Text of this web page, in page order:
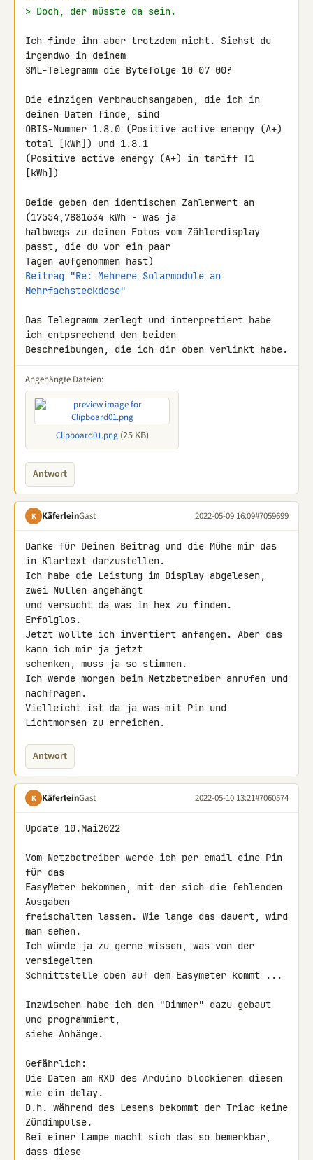
> Doch, der müsste da sein.
Ich finde ihn aber trotzdem nicht. Siehst du
irgendwo in deinem
SML-Telegramm die Bytefolge 10 07 00?
Die einzigen Verbrauchsangaben, die ich in
deinen Daten finde, sind
OBIS-Nummer 1.8.0 (Positive active energy (A+)
total [kWh]) und 1.8.1
(Positive active energy (A+) in tariff T1
[kWh])
Beide geben den identischen Zahlenwert an
(17554,7881634 kWh - was ja
halbwegs zu deinen Fotos vom Zählerdisplay
passt, die du vor ein paar
Beitrag "Re: Mehrere Solarmodule an
Mehrfachsteckdose"
Das Telegramm zerlegt und interpretiert habe
ich entpsrechend den beiden
Beschreibungen, die ich dir oben verlinkt habe.
Angehängte Dateien:
Clipboard01.png(25 KB)
Antwort
K KäferleinGast 2022-05-09 16:09#7059699
Danke für Deinen Beitrag und die Mühe mir das
in Klartext darzustellen.
Ich habe die Leistung im Display abgelesen,
zwei Nullen angehängt
und versucht da was in hex zu finden.
Erfolglos.
Jetzt wollte ich invertiert anfangen. Aber das
kann ich mir ja jetzt
schenken, muss ja so stimmen.
Ich werde morgen beim Netzbetreiber anrufen und
nachfragen.
Vielleicht ist da ja was mit Pin und
Lichtmorsen zu erreichen.
Antwort
K KäferleinGast 2022-05-10 13:21#7060574
Update 10.Mai2022
Vom Netzbetreiber werde ich per email eine Pin
für das
EasyMeter bekommen, mit der sich die fehlenden
Ausgaben
freischalten lassen. Wie lange das dauert, wird
man sehen.
Ich würde ja zu gerne wissen, was von der
versiegelten
Schnittstelle oben auf dem Easymeter kommt ...
Inzwischen habe ich den "Dimmer" dazu gebaut
und programmiert,
siehe Anhänge.
Gefährlich:
Die Daten am RXD des Arduino blockieren diesen
wie ein delay.
D.h. während des Lesens bekommt der Triac keine
Zündimpulse.
Bei einer Lampe macht sich das so bemerkbar,
dass diese